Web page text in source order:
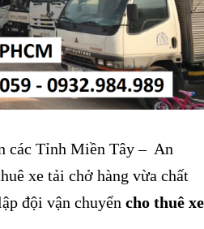
các Tỉnh Miền Tây – An
xe tải chở hàng vừa chất
đội vận chuyển cho thuê xe